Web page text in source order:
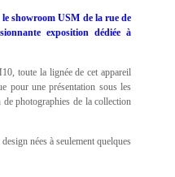
le showroom USM de la rue de
exposition dédiée à
toute la lignée de cet appareil
pour une présentation sous les
photographies de la collection
nées à seulement quelques